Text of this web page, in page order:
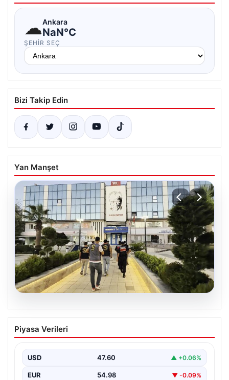
☁Ankara
NaN°C
ŞEHIR SEÇ
Bizi Takip Edin
Yan Manşet
05.08.2026
Menderes Belediyesi Hakkında
Soruşturmada Firari Başkan Yardımcısı
İzmir'de Menderes Belediyesi'ne yönelik
olarak aranan Belediye Başkan Yardımcısı…
Piyasa Verileri
USD 47.60 ▲ +0.06%
EUR 54.98 ▼ -0.09%